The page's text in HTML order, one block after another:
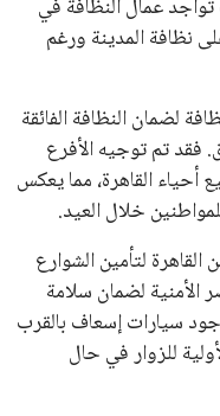
تواجد عمال النظافة في
نظافة المدينة ورغم
لضمان النظافة الفائقة
فقد تم توجيه الأفرع
أحياء القاهرة، مما يعكس
خلال العيد.
لتأمين الشوارع
الأمنية لضمان سلامة
سيارات إسعاف بالقرب
للزوار في حال